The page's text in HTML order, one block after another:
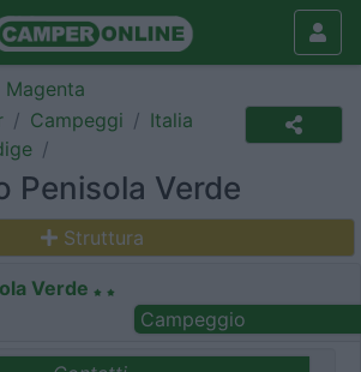
Campeggi
Italia
Penisola Verde
Struttura
Verde
Campeggio